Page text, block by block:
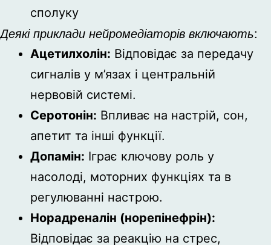
сполуку
Деякі приклади нейромедіаторів включають:
Ацетилхолін: Відповідає за передачу
сигналів у м’язах і центральній
нервовій системі.
Серотонін: Впливає на настрій, сон,
апетит та інші функції.
Допамін: Іграє ключову роль у
насолоді, моторних функціях та в
регулюванні настрою.
Норадреналін (норепінефрін):
Відповідає за реакцію на стрес,